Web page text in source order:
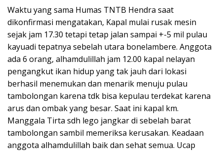
Waktu yang sama Humas TNTB Hendra saat
dikonfirmasi mengatakan, Kapal mulai rusak mesin
sejak jam 17.30 tetapi tetap jalan sampai +-5 mil pulau
kayuadi tepatnya sebelah utara bonelambere. Anggota
ada 6 orang, alhamdulillah jam 12.00 kapal nelayan
pengangkut ikan hidup yang tak jauh dari lokasi
berhasil menemukan dan menarik menuju pulau
tambolongan karena tdk bisa kepulau terdekat karena
arus dan ombak yang besar. Saat ini kapal km.
Manggala Tirta sdh lego jangkar di sebelah barat
tambolongan sambil memeriksa kerusakan. Keadaan
anggota alhamdulillah baik dan sehat semua. Ucap